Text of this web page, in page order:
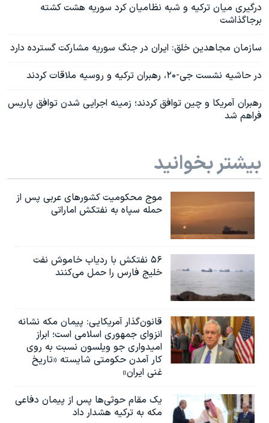
درگیری میان ترکیه و شبه نظامیان کرد سوریه هشت کشته
برجاگذاشت
سازمان مجاهدین خلق: ایران در جنگ سوریه مشارکت گسترده دارد
در حاشیه نشست جی-۲۰، رهبران ترکیه و روسیه ملاقات کردند
رهبران آمریکا و چین توافق کردند؛ زمینه اجرایی شدن توافق پاریس
فراهم شد
بیشتر بخوانید
موج محکومیت کشورهای عربی پس از
حمله سپاه به نفتکش اماراتی
۵۶ نفتکش با ردیاب خاموش نفت
خلیج فارس را حمل می‌کنند
قانون‌گذار آمریکایی: پیمان مکه نشانه
انزوای جمهوری اسلامی است؛ ابراز
امیدواری جو ویلسون نسبت به روی
کار آمدن حکومتی شایسته «تاریخ
غنی ایران»
یک مقام حوثی‌ها پس از پیمان دفاعی
مکه به ترکیه هشدار داد